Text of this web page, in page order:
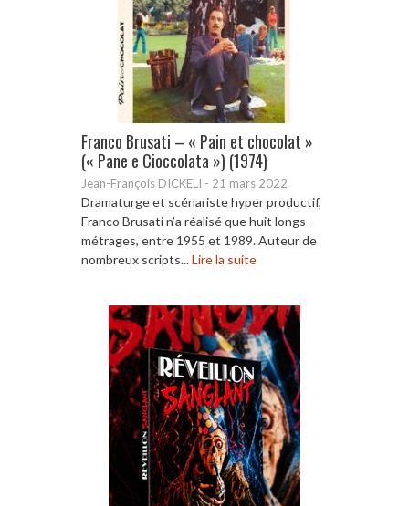
Franco Brusati – « Pain et chocolat »
(« Pane e Cioccolata ») (1974)
Jean-François DICKELI - 21 mars 2022
Dramaturge et scénariste hyper productif,
Franco Brusati n’a réalisé que huit longs-
métrages, entre 1955 et 1989. Auteur de
nombreux scripts...Lire la suite